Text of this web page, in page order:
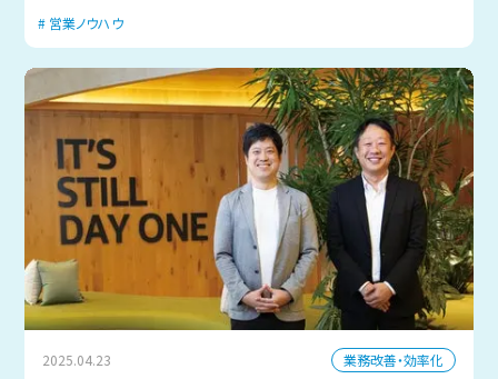
営業ノウハウ
2025.04.23 業務改善・効率化